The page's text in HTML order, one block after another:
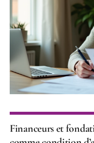
Financeurs et